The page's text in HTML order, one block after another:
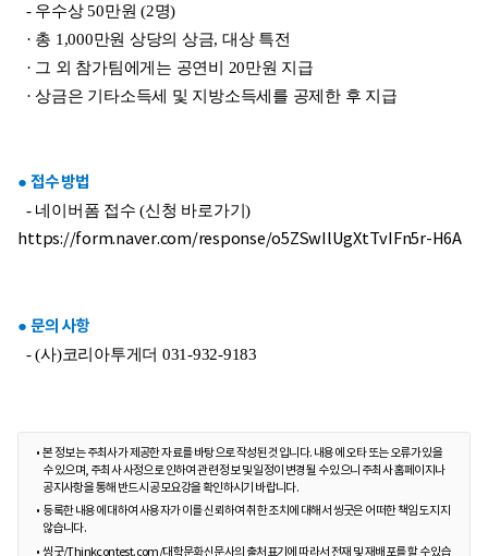
- 우수상 50만원 (2명)
· 총 1,000만원 상당의 상금, 대상 특전
· 그 외 참가팀에게는 공연비 20만원 지급
· 상금은 기타소득세 및 지방소득세를 공제한 후 지급
● 접수 방법
- 네이버폼 접수 (신청 바로가기)
https://form.naver.com/response/o5ZSwIlUgXtTvIFn5r-H6A
● 문의 사항
- (사)코리아투게더 031-932-9183
본 정보는 주최사가 제공한 자료를 바탕으로 작성된 것입니다. 내용에 오타 또는 오류가 있을
수 있으며, 주최사 사정으로 인하여 관련 정보 및 일정이 변경될 수 있으니 주최사 홈페이지나
공지사항을 통해 반드시 공모요강을 확인하시기 바랍니다.
등록한 내용에 대하여 사용자가 이를 신뢰하여 취한 조치에 대해서 씽굿은 어떠한 책임도 지지
않습니다.
씽굿/Thinkcontest.com/대학문화신문사의 출처표기에 따라서 전재 및 재배포를 할 수 있습